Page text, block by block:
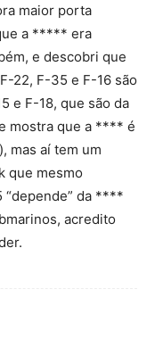
maior porta
a ***** era
e descobri que
22, F-35 e F-16 são
e F-18, que são da
mostra que a **** é
mas aí tem um
que mesmo
da ****
acredito